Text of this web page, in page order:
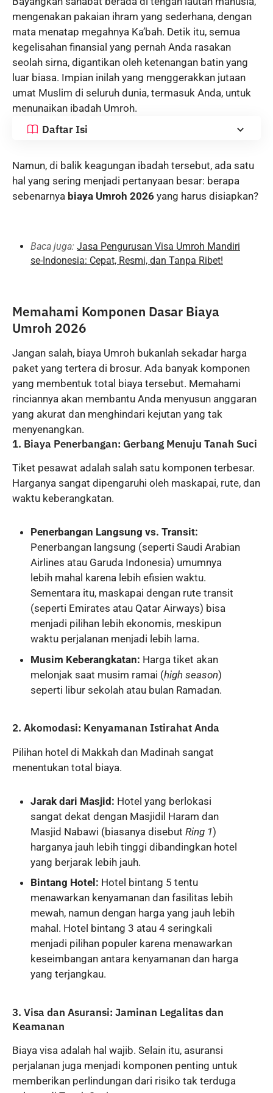
mengenakan pakaian ihram yang sederhana, dengan
mata menatap megahnya Ka’bah. Detik itu, semua
kegelisahan finansial yang pernah Anda rasakan
seolah sirna, digantikan oleh ketenangan batin yang
luar biasa. Impian inilah yang menggerakkan jutaan
umat Muslim di seluruh dunia, termasuk Anda, untuk
menunaikan ibadah Umroh.
Daftar Isi
Namun, di balik keagungan ibadah tersebut, ada satu
hal yang sering menjadi pertanyaan besar: berapa
sebenarnya biaya Umroh 2026 yang harus disiapkan?
Baca juga: Jasa Pengurusan Visa Umroh Mandiri
se-Indonesia: Cepat, Resmi, dan Tanpa Ribet!
Memahami Komponen Dasar Biaya
Umroh 2026
Jangan salah, biaya Umroh bukanlah sekadar harga
paket yang tertera di brosur. Ada banyak komponen
yang membentuk total biaya tersebut. Memahami
rinciannya akan membantu Anda menyusun anggaran
yang akurat dan menghindari kejutan yang tak
menyenangkan.
1. Biaya Penerbangan: Gerbang Menuju Tanah Suci
Tiket pesawat adalah salah satu komponen terbesar.
Harganya sangat dipengaruhi oleh maskapai, rute, dan
waktu keberangkatan.
Penerbangan Langsung vs. Transit:
Penerbangan langsung (seperti Saudi Arabian
Airlines atau Garuda Indonesia) umumnya
lebih mahal karena lebih efisien waktu.
Sementara itu, maskapai dengan rute transit
(seperti Emirates atau Qatar Airways) bisa
menjadi pilihan lebih ekonomis, meskipun
waktu perjalanan menjadi lebih lama.
Musim Keberangkatan: Harga tiket akan
melonjak saat musim ramai (high season)
seperti libur sekolah atau bulan Ramadan.
2. Akomodasi: Kenyamanan Istirahat Anda
Pilihan hotel di Makkah dan Madinah sangat
menentukan total biaya.
Jarak dari Masjid: Hotel yang berlokasi
sangat dekat dengan Masjidil Haram dan
Masjid Nabawi (biasanya disebut Ring 1)
harganya jauh lebih tinggi dibandingkan hotel
yang berjarak lebih jauh.
Bintang Hotel: Hotel bintang 5 tentu
menawarkan kenyamanan dan fasilitas lebih
mewah, namun dengan harga yang jauh lebih
mahal. Hotel bintang 3 atau 4 seringkali
menjadi pilihan populer karena menawarkan
keseimbangan antara kenyamanan dan harga
yang terjangkau.
3. Visa dan Asuransi: Jaminan Legalitas dan
Keamanan
Biaya visa adalah hal wajib. Selain itu, asuransi
perjalanan juga menjadi komponen penting untuk
memberikan perlindungan dari risiko tak terduga